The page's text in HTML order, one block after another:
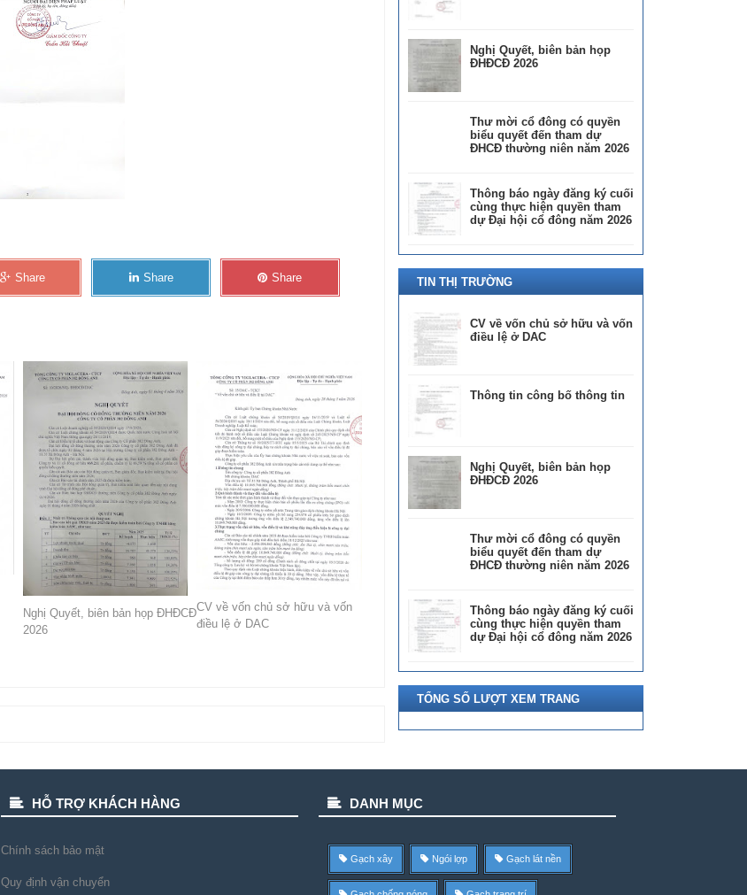
Share Share Share
Nghị Quyết, biên bản họp ĐHĐCĐ
2026
CV về vốn chủ sở hữu và vốn
điều lệ ở DAC
Nghị Quyết, biên bản họp
ĐHĐCĐ 2026
Thư mời cổ đông có quyền
biểu quyết đến tham dự
ĐHCĐ thường niên năm 2026
Thông báo ngày đăng ký cuối
cùng thực hiện quyền tham
dự Đại hội cổ đông năm 2026
TIN THỊ TRƯỜNG
CV về vốn chủ sở hữu và vốn
điều lệ ở DAC
Thông tin công bố thông tin
Nghị Quyết, biên bản họp
ĐHĐCĐ 2026
Thư mời cổ đông có quyền
biểu quyết đến tham dự
ĐHCĐ thường niên năm 2026
Thông báo ngày đăng ký cuối
cùng thực hiện quyền tham
dự Đại hội cổ đông năm 2026
TỔNG SỐ LƯỢT XEM TRANG
HỖ TRỢ KHÁCH HÀNG
Chính sách bảo mật
Quy định vận chuyển
DANH MỤC
Gạch xây Ngói lợp Gạch lát nền